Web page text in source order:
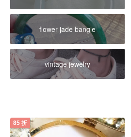
flower jade bangle
vintage jewelry
85 折